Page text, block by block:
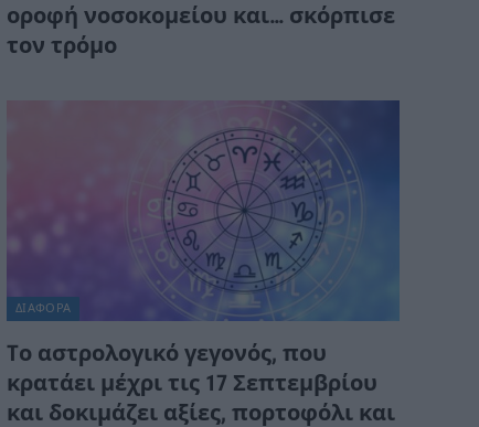
οροφή νοσοκομείου και… σκόρπισε
τον τρόμο
ΔΙΆΦΟΡΑ
Tο αστρολογικό γεγονός, που
κρατάει μέχρι τις 17 Σεπτεμβρίου
και δοκιμάζει αξίες, πορτοφόλι και